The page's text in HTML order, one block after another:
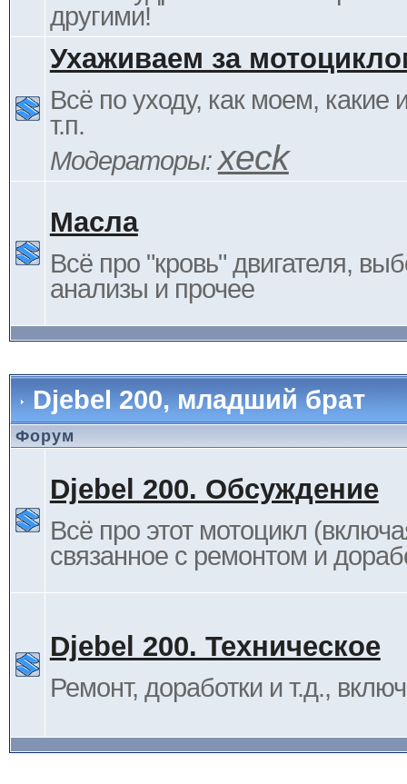
другими!
Ухаживаем за
Всё по уходу, как моем, какие
т.п.
Модераторы:xeck
Масла
Всё про "кровь" двигателя,
анализы и прочее
Djebel 200, младший брат
Форум
Djebel 200. Обсуждение
Всё про этот мотоцикл
связанное с ремонтом и
Djebel 200. Техническое
Ремонт, доработки и т.д.,